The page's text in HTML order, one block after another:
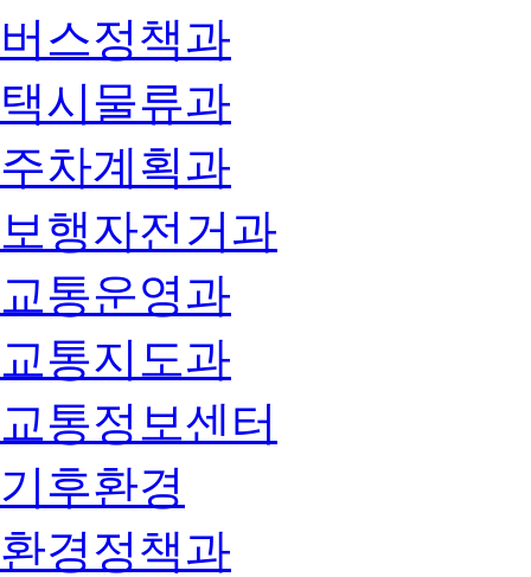
버스정책과
택시물류과
주차계획과
보행자전거과
교통운영과
교통지도과
교통정보센터
기후환경
환경정책과